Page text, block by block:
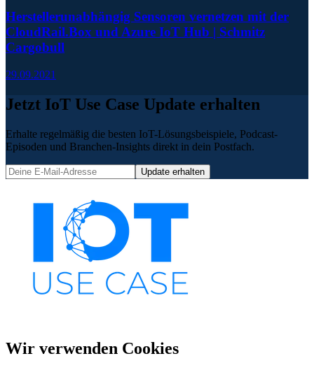
Herstellerunabhängig Sensoren vernetzen mit der
CloudRail.Box und Azure IoT Hub | Schmitz
Cargobull
29.09.2021
Jetzt IoT Use Case Update erhalten
Erhalte regelmäßig die besten IoT-Lösungsbeispiele, Podcast-
Episoden und Branchen-Insights direkt in dein Postfach.
Update erhalten
Wir verwenden Cookies